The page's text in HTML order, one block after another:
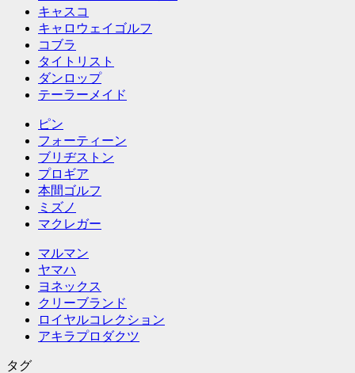
キャスコ
キャロウェイゴルフ
コブラ
タイトリスト
ダンロップ
テーラーメイド
ピン
フォーティーン
ブリヂストン
プロギア
本間ゴルフ
ミズノ
マクレガー
マルマン
ヤマハ
ヨネックス
クリーブランド
ロイヤルコレクション
アキラプロダクツ
タグ